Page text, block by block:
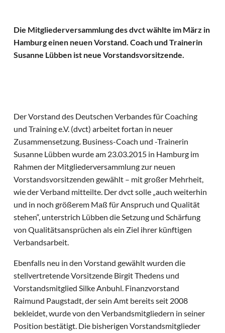
Die Mitgliederversammlung des dvct wählte im März in
Hamburg einen neuen Vorstand. Coach und Trainerin
Susanne Lübben ist neue Vorstandsvorsitzende.
Der Vorstand des Deutschen Verbandes für Coaching
und Training e.V. (dvct) arbeitet fortan in neuer
Zusammensetzung. Business-Coach und -Trainerin
Susanne Lübben wurde am 23.03.2015 in Hamburg im
Rahmen der Mitgliederversammlung zur neuen
Vorstandsvorsitzenden gewählt – mit großer Mehrheit,
wie der Verband mitteilte. Der dvct solle „auch weiterhin
und in noch größerem Maß für Anspruch und Qualität
stehen“, unterstrich Lübben die Setzung und Schärfung
von Qualitätsansprüchen als ein Ziel ihrer künftigen
Verbandsarbeit.
Ebenfalls neu in den Vorstand gewählt wurden die
stellvertretende Vorsitzende Birgit Thedens und
Vorstandsmitglied Silke Anbuhl. Finanzvorstand
Raimund Paugstadt, der sein Amt bereits seit 2008
bekleidet, wurde von den Verbandsmitgliedern in seiner
Position bestätigt. Die bisherigen Vorstandsmitglieder